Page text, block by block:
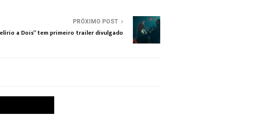
PRÓXIMO POST
a Dois” tem primeiro trailer divulgado